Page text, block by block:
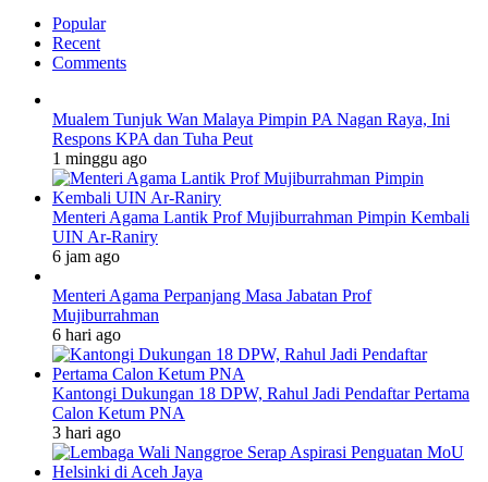
Popular
Recent
Comments
Mualem Tunjuk Wan Malaya Pimpin PA Nagan Raya, Ini
Respons KPA dan Tuha Peut
1 minggu ago
Menteri Agama Lantik Prof Mujiburrahman Pimpin Kembali
UIN Ar-Raniry
6 jam ago
Menteri Agama Perpanjang Masa Jabatan Prof
Mujiburrahman
6 hari ago
Kantongi Dukungan 18 DPW, Rahul Jadi Pendaftar Pertama
Calon Ketum PNA
3 hari ago